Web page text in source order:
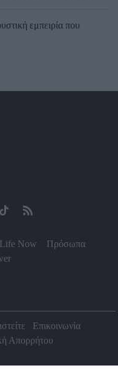
εμπειρία που
Life Now
Πρόσωπα
Επικοινωνία
Απορρήτου